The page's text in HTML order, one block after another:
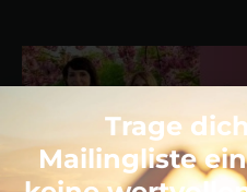
Trage
Mailingliste